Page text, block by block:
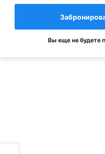
Вы еще не будете